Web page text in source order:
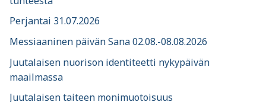
Perjantai 31.07.2026
Messiaaninen päivän Sana 02.08.-08.08.2026
Juutalaisen nuorison identiteetti nykypäivän
maailmassa
Juutalaisen taiteen monimuotoisuus